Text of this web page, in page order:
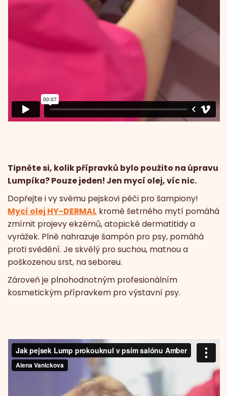
Tipněte si, kolik přípravků bylo použito na úpravu
Lumpíka? Pouze jeden! Jen mycí olej, víc nic.
Dopřejte i vy svému pejskovi péči pro šampiony!
Mycí olej HY-DERMAL kromě šetrného mytí pomáhá
zmírnit projevy ekzémů, atopické dermatitidy a
vyrážek. Plně nahrazuje šampón pro psy, pomáhá
proti svědění. Je skvělý pro suchou, matnou a
poškozenou srst, na seboreu.
Zároveň je plnohodnotným profesionálním
kosmetickým přípravkem pro výstavní psy.